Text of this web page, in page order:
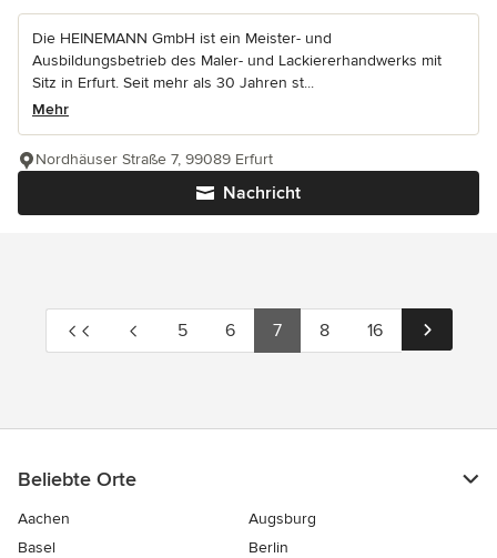
Die HEINEMANN GmbH ist ein Meister- und
Ausbildungsbetrieb des Maler- und Lackiererhandwerks mit
Sitz in Erfurt. Seit mehr als 30 Jahren st...
Mehr
Nachricht
Nordhäuser Straße 7, 99089 Erfurt
5 6 7 8 16
Beliebte Orte
Aachen
Augsburg
Basel
Berlin